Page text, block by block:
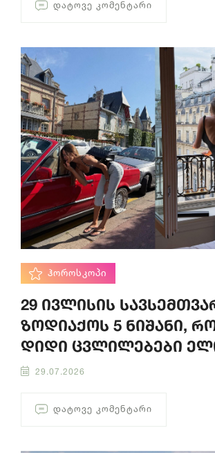
ᲓᲐᲢᲝᲕᲔ ᲙᲝᲛᲔᲜᲢᲐᲠᲘ
ᲰᲝᲠᲝᲡᲙᲝᲞᲘ
29 ივლისის
ზოდიაქოს 5 ნიშანი,
დიდი ცვლილებები
29.07.2026
ᲓᲐᲢᲝᲕᲔ ᲙᲝᲛᲔᲜᲢᲐᲠᲘ